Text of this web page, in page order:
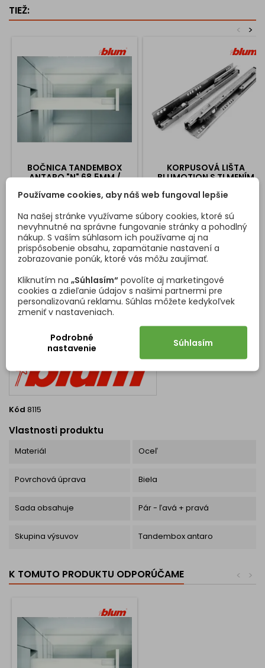
TIEŽ:
>
<
BOČNICA TANDEMBOX
ANTARO "N" 68,5MM /
Kovové bočnice na zásuvku
mm cena je za pár
Cena
27,17 €
KORPUSOVÁ LIŠTA
BLUMOTION S TLMENÍM
Sada výsuvov s tlmením na
Váhové zaťaženie je 30kg.
Cena
27,21 €
DETAILY PRODUKTU
Kód 8115
Vlastnosti produktu
Materiál Oceľ
Povrchová úprava Biela
Sada obsahuje Pár - ľavá + pravá
Skupina výsuvov Tandembox antaro
K TOMUTO PRODUKTU ODPORÚČAME >
<
Používame cookies, aby náš web fungoval lepšie
Na našej stránke využívame súbory cookies, ktoré sú
nevyhnutné na správne fungovanie stránky a pohodlný
nákup. S vaším súhlasom ich používame aj na
prispôsobenie obsahu, zapamätanie nastavení a
zobrazovanie ponúk, ktoré vás môžu zaujímať.
Kliknutím na „Súhlasím“ povolíte aj marketingové
cookies a zdieľanie údajov s našimi partnermi pre
personalizovanú reklamu. Súhlas môžete kedykoľvek
zmeniť v nastaveniach.
Podrobné
nastavenie
Súhlasím